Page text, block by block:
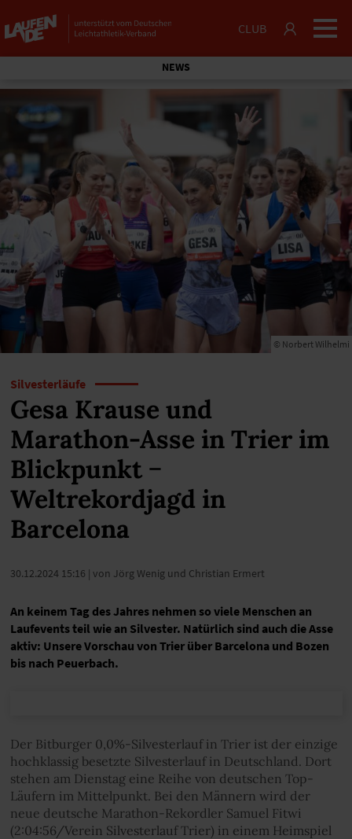
CLUB
NEWS
© Norbert Wilhelmi
Silvesterläufe
Gesa Krause und
Marathon-Asse in Trier im
Blickpunkt −
Weltrekordjagd in
Barcelona
30.12.2024 15:16 | von Jörg Wenig und Christian Ermert
An keinem Tag des Jahres nehmen so viele Menschen an
Laufevents teil wie an Silvester. Natürlich sind auch die Asse
aktiv: Unsere Vorschau von Trier über Barcelona und Bozen
bis nach Peuerbach.
Der Bitburger 0,0%-Silvesterlauf in Trier ist der einzige
hochklassig besetzte Silvesterlauf in Deutschland. Dort
stehen am Dienstag eine Reihe von deutschen Top-
Läufern im Mittelpunkt. Bei den Männern wird der
neue deutsche Marathon-Rekordler Samuel Fitwi
(2:04:56/Verein Silvesterlauf Trier) in einem Heimspiel